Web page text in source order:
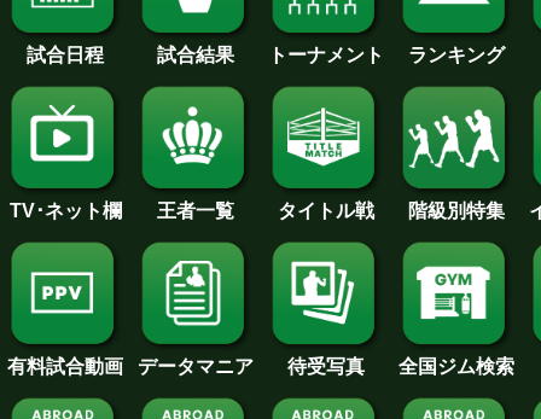
試合日程 試合結果 トーナメント ランキング
TV･ネット欄 王者一覧 タイトル戦 階級別特集
有料試合動画 データマニア 待受写真 全国ジム検索